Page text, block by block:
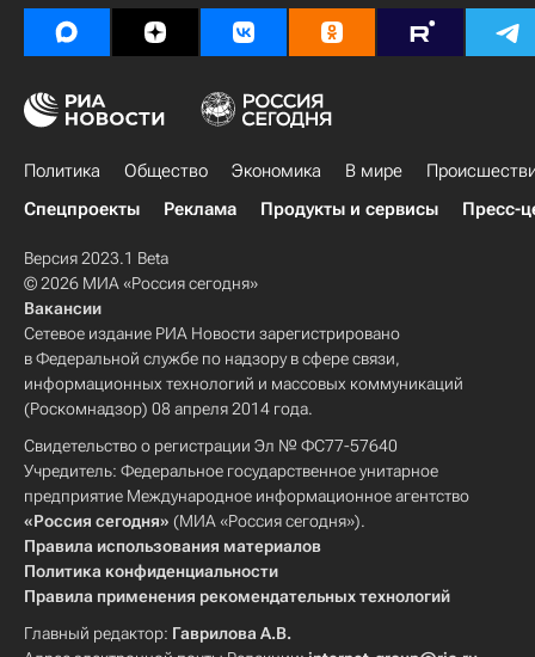
Политика Общество Экономика В мире
Спецпроекты
Реклама Продукты и сервисы Пресс-
Версия 2023.1 Beta
© 2026 МИА «Россия сегодня»
Вакансии
Сетевое издание РИА Новости зарегистрировано
в Федеральной службе по надзору в сфере связи,
информационных технологий и массовых коммуникаций
(Роскомнадзор) 08 апреля 2014 года.
Свидетельство о регистрации Эл № ФС77-57640
Учредитель: Федеральное государственное унитарное
предприятие Международное информационное агентство
«Россия сегодня» (МИА «Россия сегодня»).
Правила использования материалов
Политика конфиденциальности
Правила применения рекомендательных технологий
Главный редактор: Гаврилова А.В.